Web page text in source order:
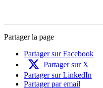
Partager la page
Partager sur Facebook
Partager sur X
Partager sur LinkedIn
Partager par email